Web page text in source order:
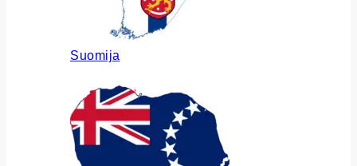
Suomija